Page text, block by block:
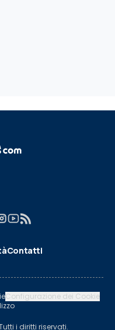
Contatti
Configurazione dei Cookie
i diritti riservati.